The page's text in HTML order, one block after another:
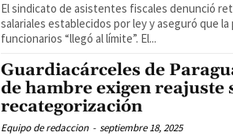
El sindicato de asistentes fiscales denunció
salariales establecidos por ley y aseguró que la
funcionarios “llegó al límite”. El...
Guardiacárceles de
de hambre exigen reajuste
recategorización
Equipo de redaccion - septiembre 18, 2025